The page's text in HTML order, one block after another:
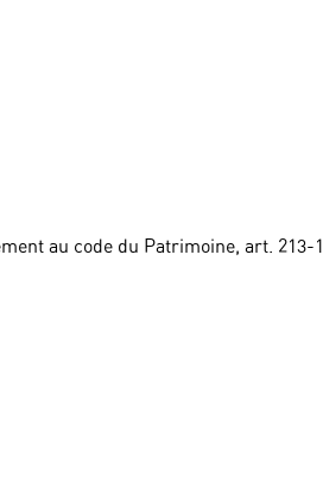
au code du Patrimoine, art. 213-1